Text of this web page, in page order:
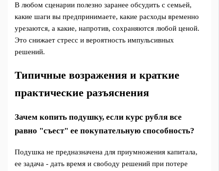
В любом сценарии полезно заранее обсудить с семьей,
какие шаги вы предпринимаете, какие расходы временно
урезаются, а какие, напротив, сохраняются любой ценой.
Это снижает стресс и вероятность импульсивных
решений.
Типичные возражения и краткие
практические разъяснения
Зачем копить подушку, если курс рубля все
равно "съест" ее покупательную способность?
Подушка не предназначена для приумножения капитала,
ее задача - дать время и свободу решений при потере